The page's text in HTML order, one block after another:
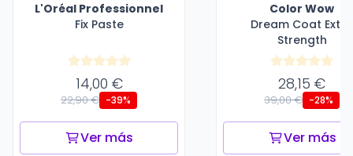
L'Oréal Professionnel
Fix Paste
14,00 €
22,90 € -39%
Ver más
Color Wow
Dream Coat Extra
Strength
28,15 €
39,00 € -28%
Ver más